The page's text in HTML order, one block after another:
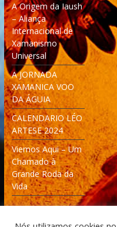
A Origem da Iaush
– Aliança
Internacional de
Xamanismo
Universal
A JORNADA
XAMANICA VOO
DA ÁGUIA
CALENDARIO LÉO
ARTESE 2024
Viemos Aqui – Um
Chamado à
Grande Roda da
Vida